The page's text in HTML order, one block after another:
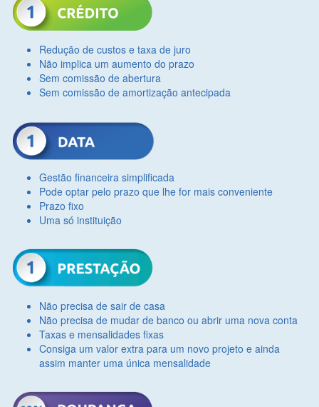
Redução de custos e taxa de juro
Não implica um aumento do prazo
Sem comissão de abertura
Sem comissão de amortização antecipada
Gestão financeira simplificada
Pode optar pelo prazo que lhe for mais conveniente
Prazo fixo
Uma só instituição
Não precisa de sair de casa
Não precisa de mudar de banco ou abrir uma nova conta
Taxas e mensalidades fixas
Consiga um valor extra para um novo projeto e ainda
assim manter uma única mensalidade